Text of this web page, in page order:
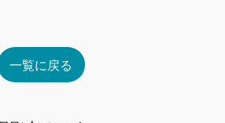
一覧に戻る